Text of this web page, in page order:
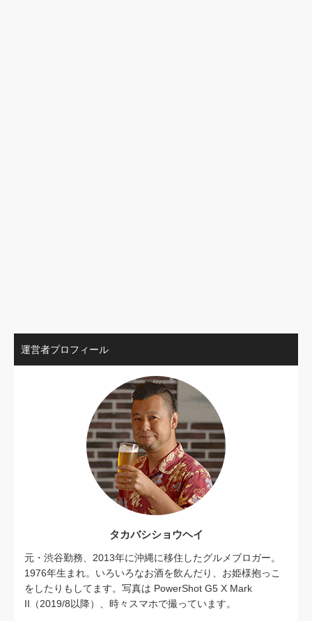
運営者プロフィール
タカバシショウヘイ
元・渋谷勤務、2013年に沖縄に移住したグルメブロガー。
1976年生まれ。いろいろなお酒を飲んだり、お姫様抱っこ
をしたりもしてます。写真は PowerShot G5 X Mark
II（2019/8以降）、時々スマホで撮っています。